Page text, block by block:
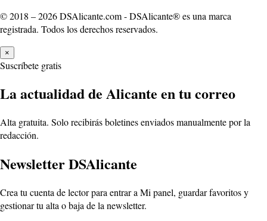
© 2018 – 2026 DSAlicante.com - DSAlicante® es una marca
registrada. Todos los derechos reservados.
×
Suscríbete gratis
La actualidad de Alicante en tu correo
Alta gratuita. Solo recibirás boletines enviados manualmente por la
redacción.
Newsletter DSAlicante
Crea tu cuenta de lector para entrar a Mi panel, guardar favoritos y
gestionar tu alta o baja de la newsletter.